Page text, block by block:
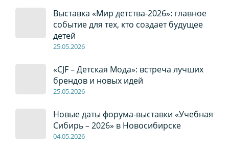
Выставка «Мир детства-2026»: главное
событие для тех, кто создает будущее
детей
25.05.2026
«CJF – Детская Мода»: встреча лучших
брендов и новых идей
25.05.2026
Новые даты форума-выставки «Учебная
Сибирь – 2026» в Новосибирске
04.05.2026